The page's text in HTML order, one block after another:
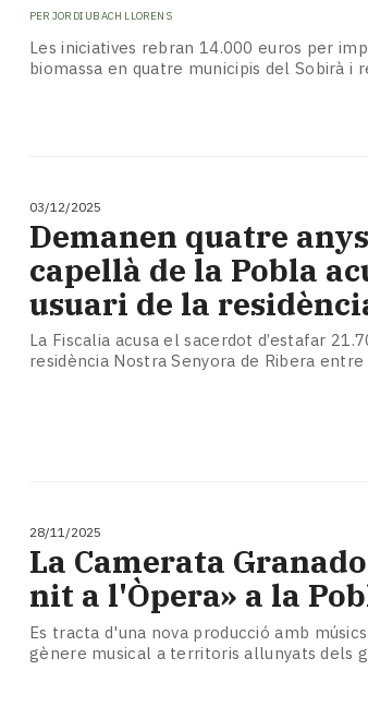
PER JORDI UBACH LLORENS
Les iniciatives rebran 14.000 euros per
biomassa en quatre municipis del Sobirà
03/12/2025
Demanen quatre
capellà de la Pobla
usuari de la
La Fiscalia acusa el sacerdot d’estafar
residència Nostra Senyora de Ribera
28/11/2025
La Camerata
nit a l'Òpera» a la
Es tracta d'una nova producció amb
gènere musical a territoris allunyats dels